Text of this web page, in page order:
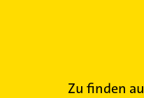
Zu finden